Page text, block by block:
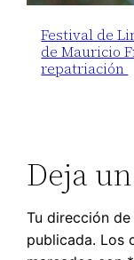
Festival de
de Mauricio
repatriación
Deja
Tu dirección
publicada. Los